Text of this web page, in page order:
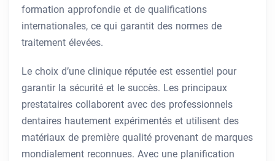
formation approfondie et de qualifications
internationales, ce qui garantit des normes de
traitement élevées.
Le choix d’une clinique réputée est essentiel pour
garantir la sécurité et le succès. Les principaux
prestataires collaborent avec des professionnels
dentaires hautement expérimentés et utilisent des
matériaux de première qualité provenant de marques
mondialement reconnues. Avec une planification